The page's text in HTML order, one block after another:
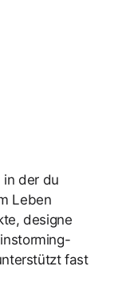
in der du
Leben
designe
fast